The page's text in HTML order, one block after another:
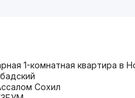
1-комнатная квартира в
Сохил